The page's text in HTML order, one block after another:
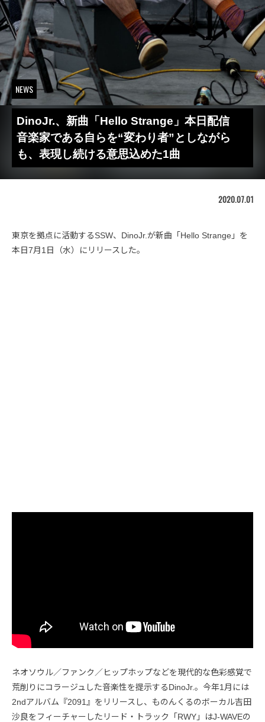
NEWS
DinoJr.、新曲「Hello Strange」本日配信
音楽家である自らを“変わり者”としながら
も、表現し続ける意思込めた1曲
2020.07.01
東京を拠点に活動するSSW、DinoJr.が新曲「Hello Strange」を
本日7月1日（水）にリリースした。
ネオソウル／ファンク／ヒップホップなどを現代的な色彩感覚で
荒削りにコラージュした音楽性を提示するDinoJr.。今年1月には
2ndアルバム『2091』をリリースし、ものんくるのボーカル吉田
沙良をフィーチャーしたリード・トラック「RWY」はJ-WAVEの